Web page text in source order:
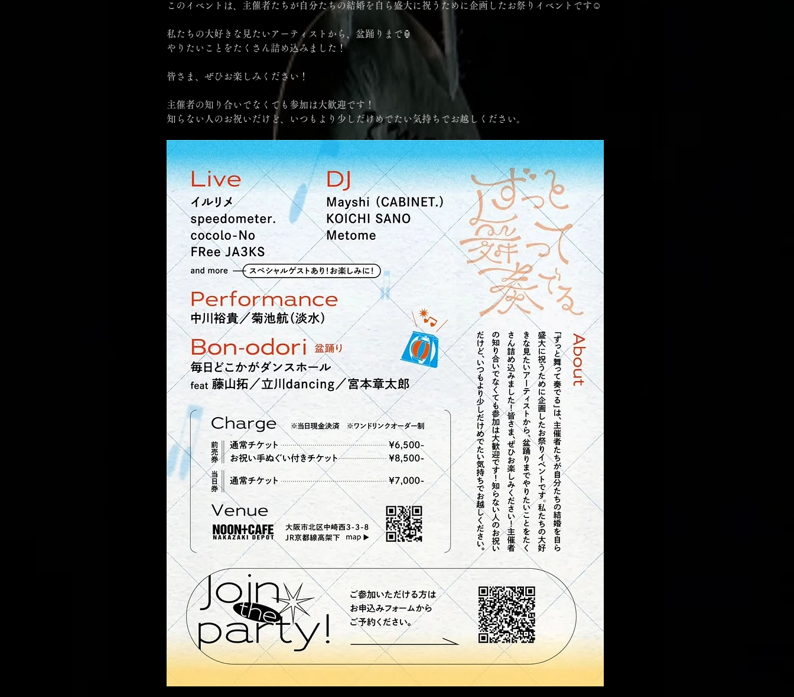
このイベントは、主催者たちが自分たちの結婚を自ら盛大に祝うために企画したお祭りイベントです☺︎
私たちの大好きな見たいアーティストから、盆踊りまで🏮
やりたいことをたくさん詰め込みました！
皆さま、ぜひお楽しみください！
主催者の知り合いでなくても参加は大歓迎です！
知らない人のお祝いだけど、いつもより少しだけめでたい気持ちでお越しください。